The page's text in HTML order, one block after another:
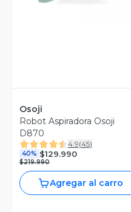
Osoji
Robot Aspiradora Osoji
D870
4.9(45)
40% $129.990
$219.990
Agregar al carro